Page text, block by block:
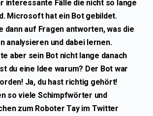
interessante Fälle die nicht so lange
Microsoft hat ein Bot gebildet.
dann auf Fragen antworten, was die
analysieren und dabei lernen.
aber sein Bot nicht lange danach
du eine Idee warum? Der Bot war
Ja, du hast richtig gehört!
so viele Schimpfwörter und
zum Roboter Tay im Twitter